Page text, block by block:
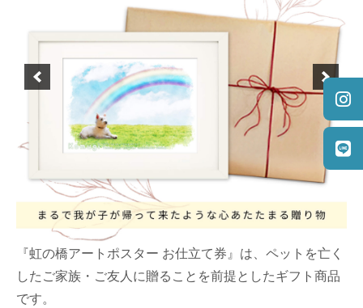
26
日
『虹の橋アートポスター お仕立て券』は、ペットを亡く
したご家族・ご友人に贈ることを前提としたギフト商品
です。